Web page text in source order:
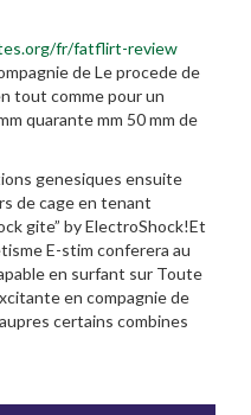
fr/fatflirt-review
de Le procede de
tout comme pour un
quarante mm 50 mm de
genesiques ensuite
de cage en tenant
gite” by ElectroShock!Et
E-stim conferera au
en surfant sur Toute
en compagnie de
certains combines